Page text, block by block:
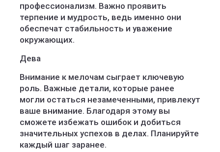
профессионализм. Важно проявить
терпение и мудрость, ведь именно они
обеспечат стабильность и уважение
окружающих.
Дева
Внимание к мелочам сыграет ключевую
роль. Важные детали, которые ранее
могли остаться незамеченными, привлекут
ваше внимание. Благодаря этому вы
сможете избежать ошибок и добиться
значительных успехов в делах. Планируйте
каждый шаг заранее.